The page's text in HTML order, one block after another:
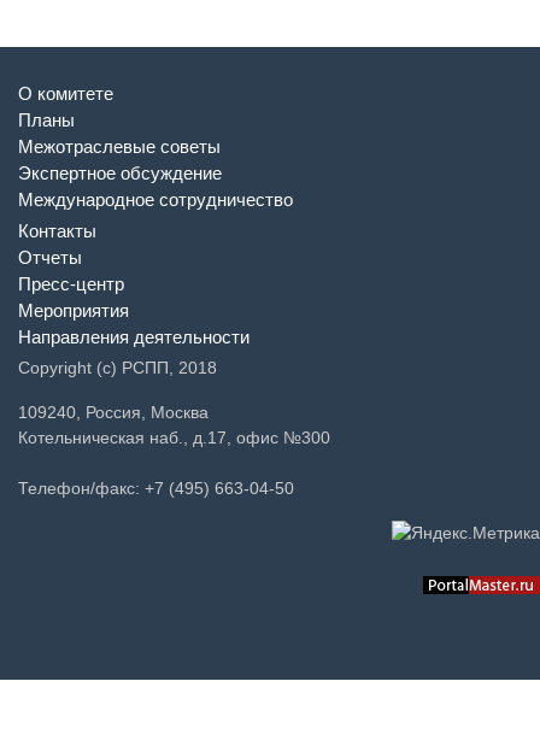
О комитете
Планы
Межотраслевые советы
Экспертное обсуждение
Международное сотрудничество
Контакты
Отчеты
Пресс-центр
Мероприятия
Направления деятельности
Copyright (c) РСПП, 2018
109240, Россия, Москва
Котельническая наб., д.17, офис №300
Телефон/факс: +7 (495) 663-04-50